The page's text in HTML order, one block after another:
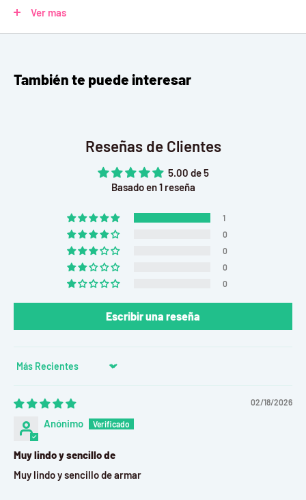
puzzles, este modelo proporciona aproximadamente 10
Rolife (Serie Joy Piece)
Materiales: Madera y papel.
Tiempo de Armado:10 horas (aprox.)
Dimensiones Armado:
un momento de paz a tu carrito!
Ver mas
También te puede interesar
Reseñas de Clientes
5.00 de 5
Basado en 1 reseña
1
0
0
0
0
Escribir una reseña
Sort by
02/18/2026
Anónimo
Muy lindo y sencillo de
Muy lindo y sencillo de armar